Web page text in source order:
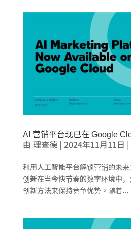
AI 营销平台现已在 Google
由 理查德| 2024年11月11日 |
利用人工智能平台解锁营销的未
创新在当今快节奏的数字环境中
创新方法来保持竞争优势。随着...